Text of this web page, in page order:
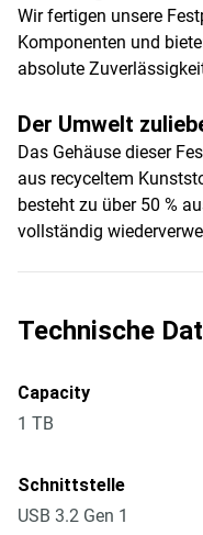
Wir fertigen unsere
Komponenten und
absolute
Der Umwelt
Das Gehäuse dieser
aus recyceltem
besteht zu über 50 %
vollständig
Technische
Capacity
1 TB
Schnittstelle
USB 3.2 Gen 1